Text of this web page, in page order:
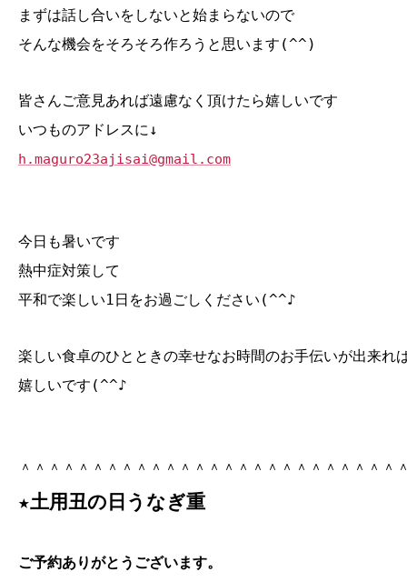
まずは話し合いをしないと始まらないので
そんな機会をそろそろ作ろうと思います(^^)
皆さんご意見あれば遠慮なく頂けたら嬉しいです
いつものアドレスに↓
h.maguro23ajisai@gmail.com
今日も暑いです
熱中症対策して
平和で楽しい1日をお過ごしください(^^♪
楽しい食卓のひとときの幸せなお時間のお手伝いが出来れ
嬉しいです(^^♪
＾＾＾＾＾＾＾＾＾＾＾＾＾＾＾＾＾＾＾＾＾＾＾＾＾＾
★土用丑の日うなぎ重
ご予約ありがとうございます。